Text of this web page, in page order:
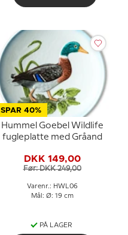
SPAR 40%
Hummel Goebel Wildlife
fugleplatte med Gråand
DKK 149,00
Før: DKK 249,00
Varenr.: HWL06
Mål: Ø: 19 cm
PÅ LAGER